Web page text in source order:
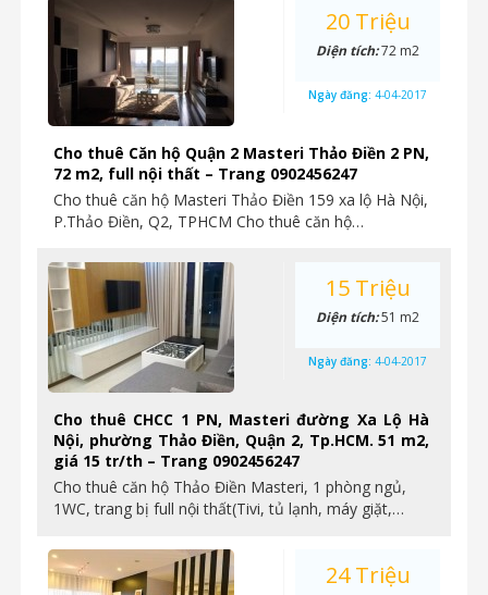
Cho thuê Căn hộ Quận 2 Masteri Thảo Điền 2 PN,
72 m2, full nội thất – Trang 0902456247
Cho thuê căn hộ Masteri Thảo Điền 159 xa lộ Hà Nội,
P.Thảo Điền, Q2, TPHCM Cho thuê căn hộ…
20 Triệu
Diện tích:72 m2
Ngày đăng: 4-04-2017
Cho thuê CHCC 1 PN, Masteri đường Xa Lộ Hà
Nội, phường Thảo Điền, Quận 2, Tp.HCM. 51 m2,
giá 15 tr/th – Trang 0902456247
Cho thuê căn hộ Thảo Điền Masteri, 1 phòng ngủ,
1WC, trang bị full nội thất(Tivi, tủ lạnh, máy giặt,…
15 Triệu
Diện tích:51 m2
Ngày đăng: 4-04-2017
24 Triệu